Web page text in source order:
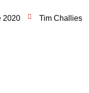
2020 Tim Challies